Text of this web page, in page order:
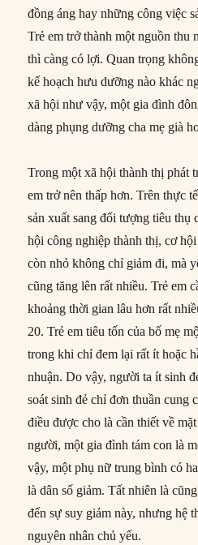
đồng áng hay những công việc
Trẻ em trở thành một nguồn thu
thì càng có lợi. Quan trọng
kế hoạch hưu dưỡng nào khác
xã hội như vậy, một gia đình
dàng phụng dưỡng cha mẹ già
Trong một xã hội thành thị phát
em trở nên thấp hơn. Trên thực
sản xuất sang đối tượng tiêu thụ
hội công nghiệp thành thị, cơ
còn nhỏ không chỉ giảm đi, mà
cũng tăng lên rất nhiều. Trẻ em
khoảng thời gian lâu hơn rất
20. Trẻ em tiêu tốn của bố mẹ
trong khi chỉ đem lại rất ít hoặc
nhuận. Do vậy, người ta ít sinh
soát sinh đẻ chỉ đơn thuần cung
điều được cho là cần thiết về
người, một gia đình tám con là
vậy, một phụ nữ trung bình có
là dân số giảm. Tất nhiên là
đến sự suy giảm này, nhưng hệ
nguyên nhân chủ yếu.